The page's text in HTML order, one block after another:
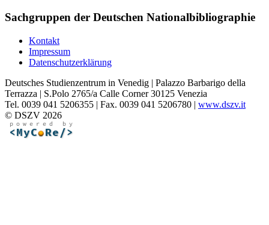
Sachgruppen der Deutschen Nationalbibliographie
Kontakt
Impressum
Datenschutzerklärung
Deutsches Studienzentrum in Venedig | Palazzo Barbarigo della
Terrazza | S.Polo 2765/a Calle Corner 30125 Venezia
Tel. 0039 041 5206355 | Fax. 0039 041 5206780 | www.dszv.it
© DSZV 2026